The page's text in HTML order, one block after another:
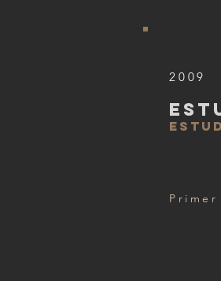
2009
Primer